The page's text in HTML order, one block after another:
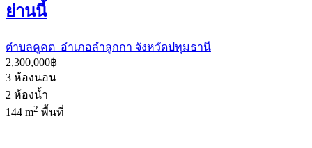
ย่านนี้
ตำบลคูคต อำเภอลำลูกกา จังหวัดปทุมธานี
2,300,000฿
3 ห้องนอน
2 ห้องน้ำ
144 m2 พื้นที่